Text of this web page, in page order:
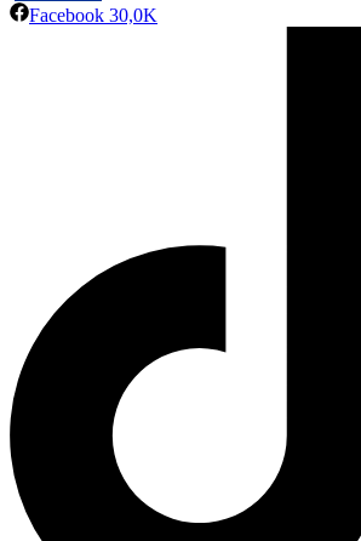
Facebook 30,0K